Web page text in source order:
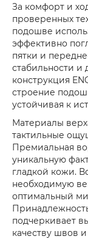
За комфорт и
проверенных
подошве
эффективно
пятки и
стабильности и
конструкция
строение
устойчивая к
Материалы
тактильные
Премиальная
уникальную
гладкой кожи.
необходимую
оптимальный
подчеркивает
качеству швов